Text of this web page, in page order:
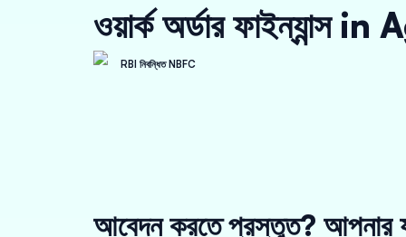
ওয়ার্ক অর্ডার ফাইন্যান্স in
RBI নিবন্ধিত NBFC
আবেদন করতে প্রস্তুত? আপনার